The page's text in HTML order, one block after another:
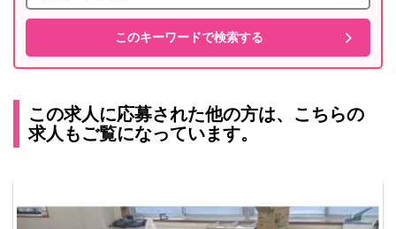
この求人に応募された他の方は、こちらの
求人もご覧になっています。